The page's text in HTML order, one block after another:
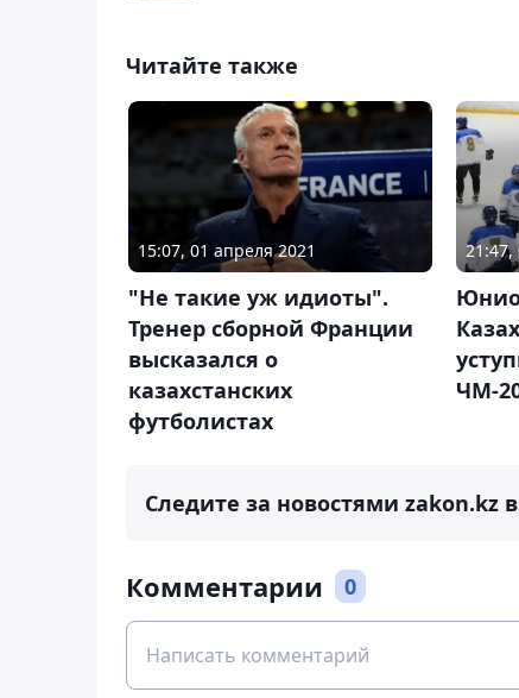
Читайте также
15:07, 01 апреля 2021
"Не такие уж идиоты".
Тренер сборной Франции
высказался о
казахстанских
футболистах
21:47,
ЧМ-
Следите за новостями zakon.kz
Комментарии 0